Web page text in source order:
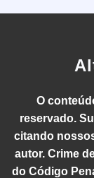
O
reservado.
citando
autor. Crime
do Código